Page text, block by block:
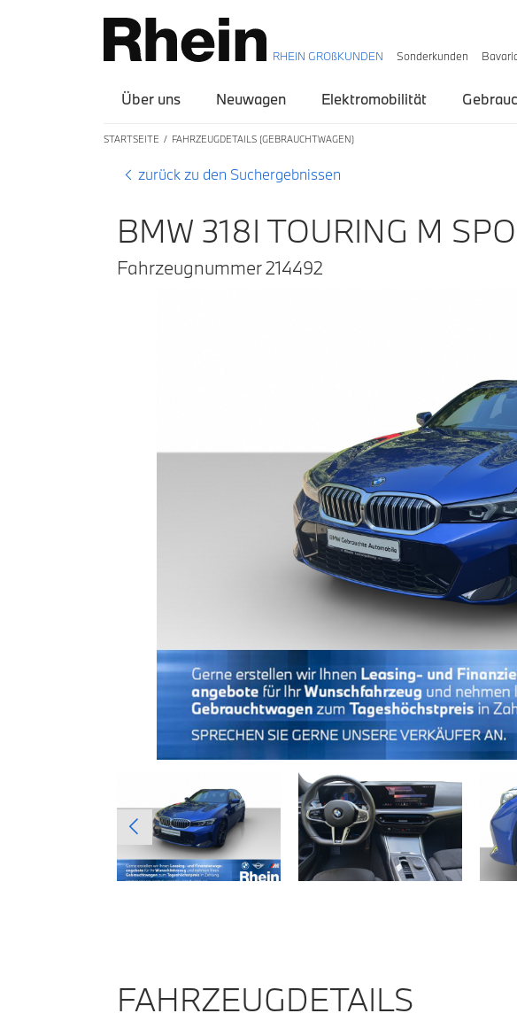
RHEIN GROßKUNDEN Sonderkunden
Über uns Neuwagen Elektromobilität
STARTSEITE FAHRZEUGDETAILS (GEBRAUCHTWAGEN)
zurück zu den Suchergebnissen
BMW 318I TOURING M
Fahrzeugnummer 214492
FAHRZEUGDETAILS